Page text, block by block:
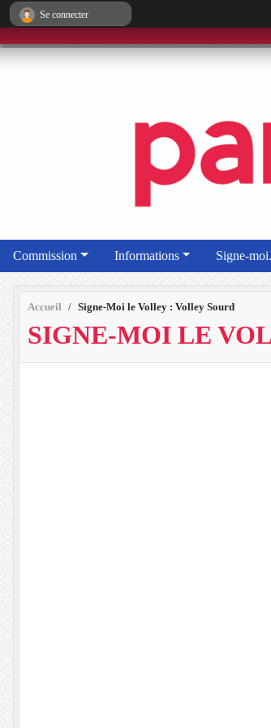
Commission Informations Signe-
Accueil Signe-Moi le Volley : Volley Sourd
SIGNE-MOI LE
Se connecter
Panneau de gestion des cookies